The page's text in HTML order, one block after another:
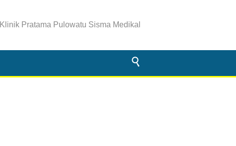
Klinik Pratama Pulowatu Sisma Medikal
